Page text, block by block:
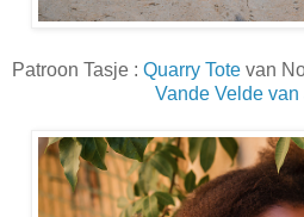
Patroon Tasje : Quarry Tote van
Vande Velde